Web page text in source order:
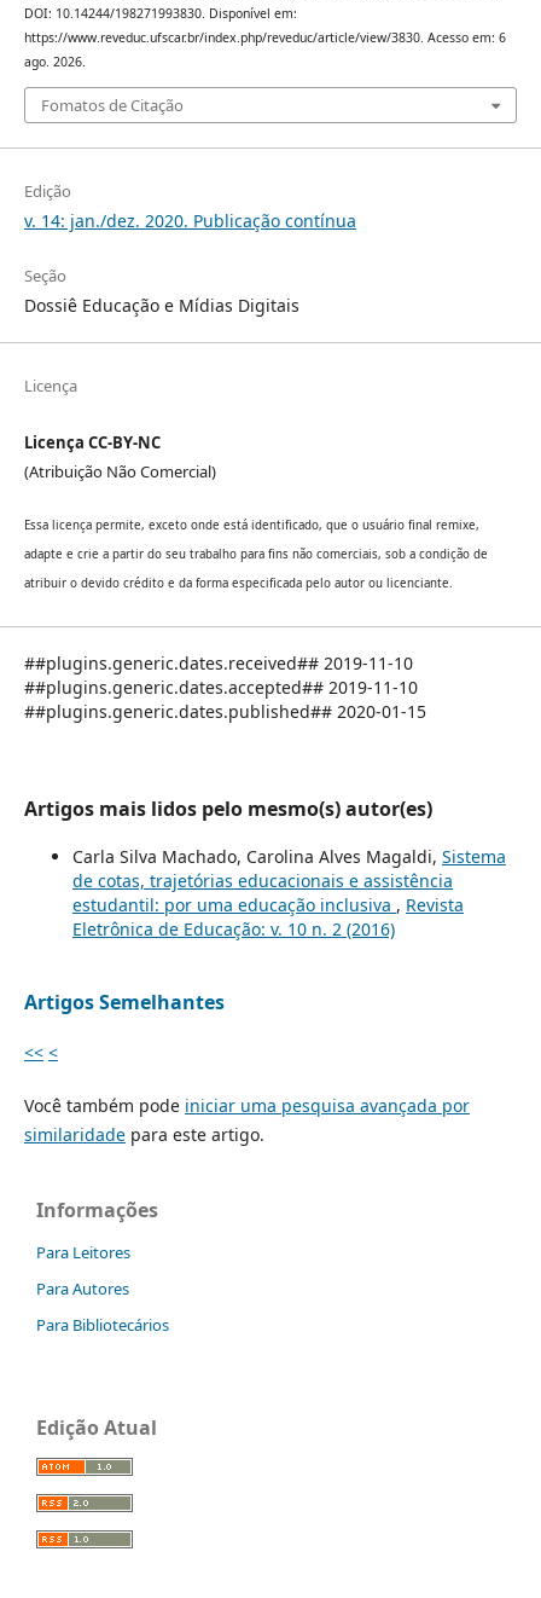
DOI: 10.14244/198271993830. Disponível em:
https://www.reveduc.ufscar.br/index.php/reveduc/article/view/3830. Acesso em: 6
ago. 2026.
Fomatos de Citação
Edição
v. 14: jan./dez. 2020. Publicação contínua
Seção
Dossiê Educação e Mídias Digitais
Licença
Licença CC-BY-NC
(Atribuição Não Comercial)
Essa licença permite, exceto onde está identificado, que o usuário final remixe,
adapte e crie a partir do seu trabalho para fins não comerciais, sob a condição de
atribuir o devido crédito e da forma especificada pelo autor ou licenciante.
##plugins.generic.dates.received## 2019-11-10
##plugins.generic.dates.accepted## 2019-11-10
##plugins.generic.dates.published## 2020-01-15
Artigos mais lidos pelo mesmo(s) autor(es)
Carla Silva Machado, Carolina Alves Magaldi, Sistema
de cotas, trajetórias educacionais e assistência
estudantil: por uma educação inclusiva , Revista
Eletrônica de Educação: v. 10 n. 2 (2016)
Artigos Semelhantes
<< <
Você também pode iniciar uma pesquisa avançada por
similaridadepara este artigo.
Informações
Para Leitores
Para Autores
Para Bibliotecários
Edição Atual